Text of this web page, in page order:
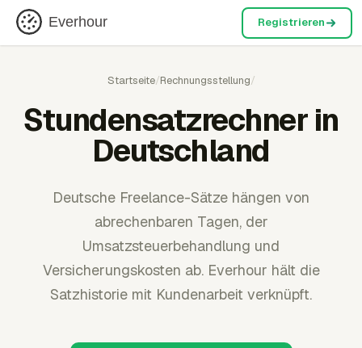
Everhour Registrieren
Startseite/Rechnungsstellung/
Stundensatzrechner in
Deutschland
Deutsche Freelance-Sätze hängen von
abrechenbaren Tagen, der
Umsatzsteuerbehandlung und
Versicherungskosten ab. Everhour hält die
Satzhistorie mit Kundenarbeit verknüpft.